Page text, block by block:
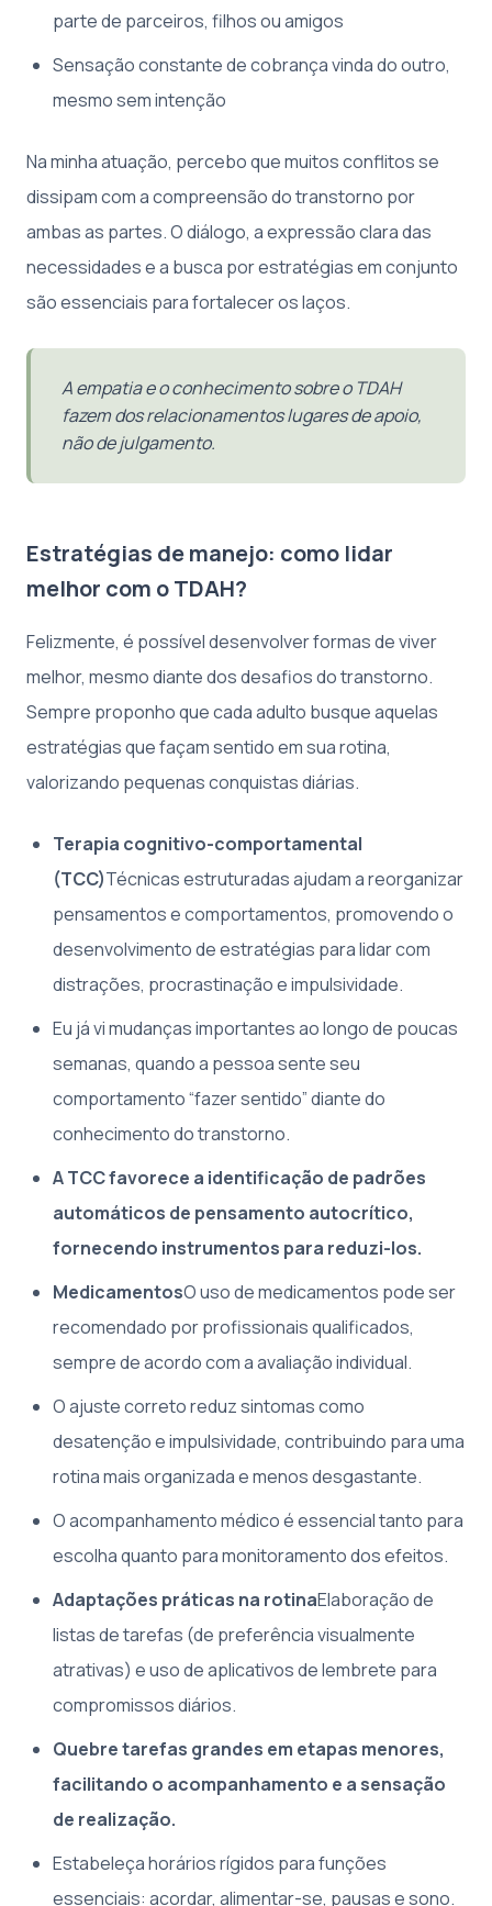
parte de parceiros, filhos ou amigos
Sensação constante de cobrança vinda do outro,
mesmo sem intenção
Na minha atuação, percebo que muitos conflitos se
dissipam com a compreensão do transtorno por
ambas as partes. O diálogo, a expressão clara das
necessidades e a busca por estratégias em conjunto
são essenciais para fortalecer os laços.
A empatia e o conhecimento sobre o TDAH
fazem dos relacionamentos lugares de apoio,
não de julgamento.
Estratégias de manejo: como lidar
melhor com o TDAH?
Felizmente, é possível desenvolver formas de viver
melhor, mesmo diante dos desafios do transtorno.
Sempre proponho que cada adulto busque aquelas
estratégias que façam sentido em sua rotina,
valorizando pequenas conquistas diárias.
Terapia cognitivo-comportamental
(TCC)Técnicas estruturadas ajudam a reorganizar
pensamentos e comportamentos, promovendo o
desenvolvimento de estratégias para lidar com
distrações, procrastinação e impulsividade.
Eu já vi mudanças importantes ao longo de poucas
semanas, quando a pessoa sente seu
comportamento “fazer sentido” diante do
conhecimento do transtorno.
A TCC favorece a identificação de padrões
automáticos de pensamento autocrítico,
fornecendo instrumentos para reduzi-los.
MedicamentosO uso de medicamentos pode ser
recomendado por profissionais qualificados,
sempre de acordo com a avaliação individual.
O ajuste correto reduz sintomas como
desatenção e impulsividade, contribuindo para uma
rotina mais organizada e menos desgastante.
O acompanhamento médico é essencial tanto para
escolha quanto para monitoramento dos efeitos.
Adaptações práticas na rotinaElaboração de
listas de tarefas (de preferência visualmente
atrativas) e uso de aplicativos de lembrete para
compromissos diários.
Quebre tarefas grandes em etapas menores,
facilitando o acompanhamento e a sensação
de realização.
Estabeleça horários rígidos para funções
essenciais: acordar, alimentar-se, pausas e sono.